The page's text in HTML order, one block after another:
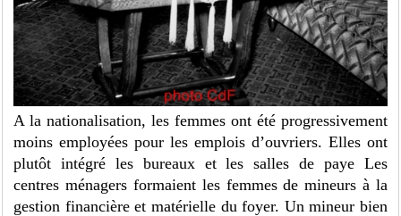
A la nationalisation, les femmes ont été progressivement
moins employées pour les emplois d’ouvriers. Elles ont
plutôt intégré les bureaux et les salles de paye Les
centres ménagers formaient les femmes de mineurs à la
gestion financière et matérielle du foyer. Un mineur bien